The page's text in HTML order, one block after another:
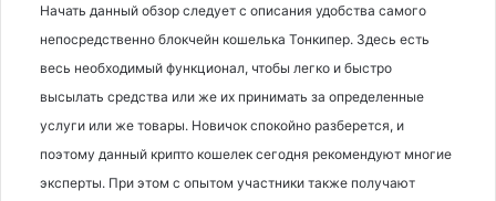
Начать данный обзор следует с описания удобства самого
непосредственно блокчейн кошелька Тонкипер. Здесь есть
весь необходимый функционал, чтобы легко и быстро
высылать средства или же их принимать за определенные
услуги или же товары. Новичок спокойно разберется, и
поэтому данный крипто кошелек сегодня рекомендуют многие
эксперты. При этом с опытом участники также получают